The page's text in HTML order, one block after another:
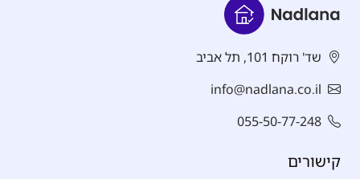
שד' רוקח 101, תל אביב
info@nadlana.co.il
055-50-77-248
קישורים